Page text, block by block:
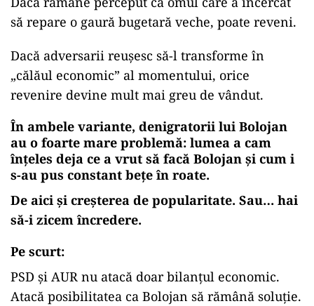
să repare o gaură bugetară veche, poate reveni.
Dacă adversarii reușesc să-l transforme în
„călăul economic” al momentului, orice
revenire devine mult mai greu de vândut.
În ambele variante, denigratorii lui Bolojan
au o foarte mare problemă: lumea a cam
înțeles deja ce a vrut să facă Bolojan și cum i
s-au pus constant bețe în roate.
De aici și creșterea de popularitate. Sau… hai
să-i zicem încredere.
Pe scurt:
PSD și AUR nu atacă doar bilanțul economic.
Atacă posibilitatea ca Bolojan să rămână soluție.